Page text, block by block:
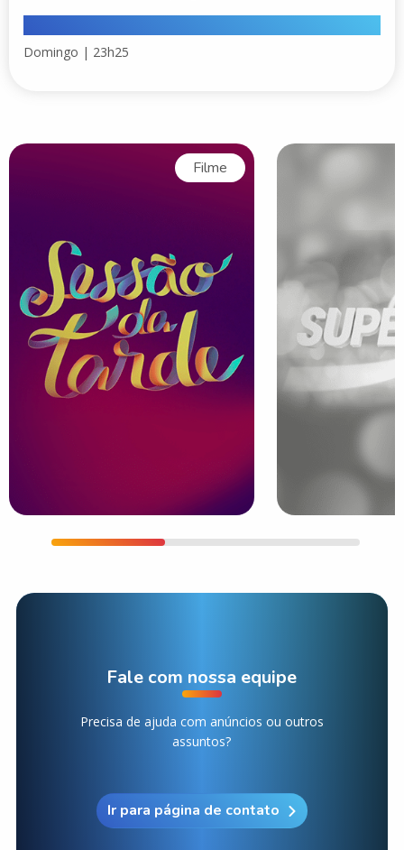
Domingo | 23h25
Filme
Fale com nossa equipe
Precisa de ajuda com anúncios ou outros
assuntos?
Ir para página de contato